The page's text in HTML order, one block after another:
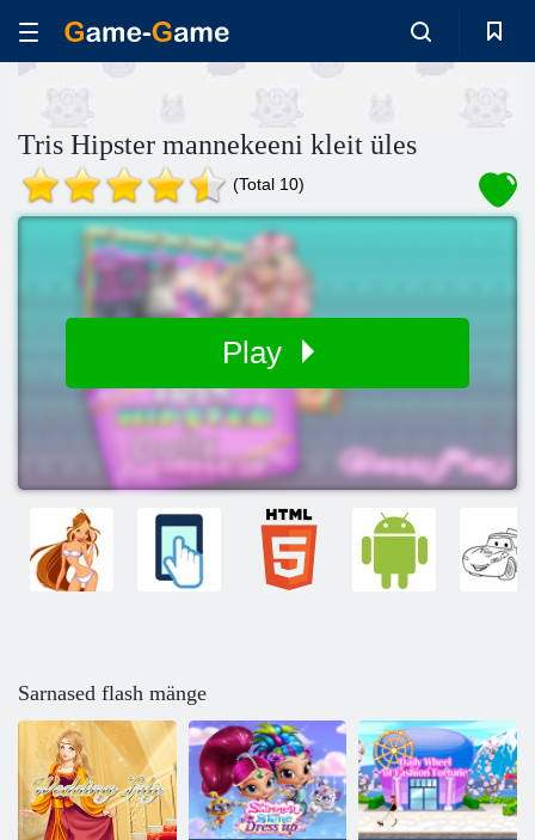
Tris Hipster mannekeeni kleit üles
(Total 10)
Play
Sarnased flash mänge